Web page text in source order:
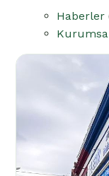
Haberler